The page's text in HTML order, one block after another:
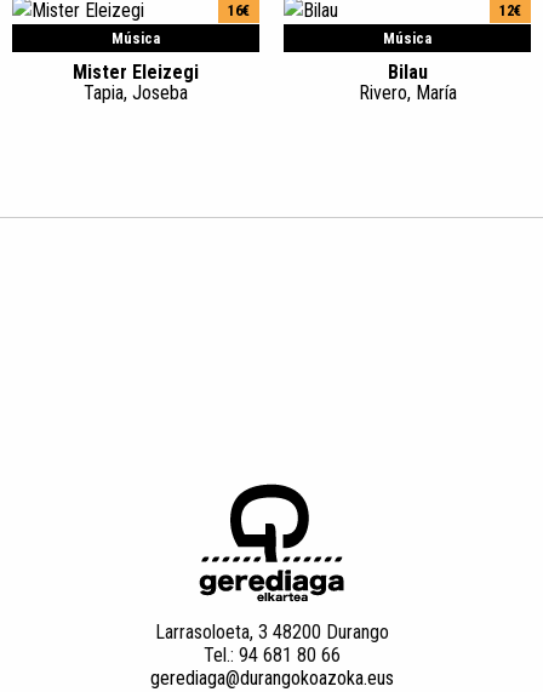
Música
16€
Mister Eleizegi
Tapia, Joseba
Música
12€
Bilau
Rivero, María
Larrasoloeta, 3 48200 Durango
Tel.: 94 681 80 66
gerediaga@durangokoazoka.eus